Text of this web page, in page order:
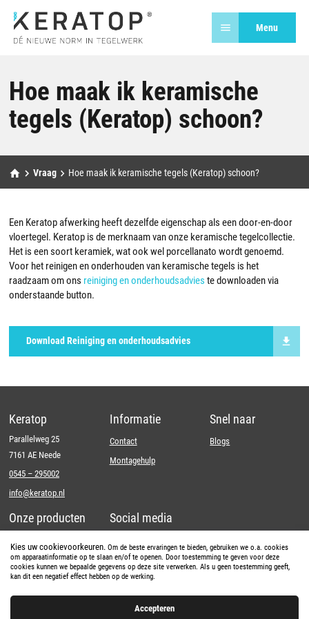
Menu
Hoe maak ik keramische
tegels (Keratop) schoon?
Vraag Hoe maak ik keramische tegels (Keratop) schoon?
Een Keratop afwerking heeft dezelfde eigenschap als een door-en-door
vloertegel. Keratop is de merknaam van onze keramische tegelcollectie.
Het is een soort keramiek, wat ook wel porcellanato wordt genoemd.
Voor het reinigen en onderhouden van keramische tegels is het
raadzaam om ons reiniging en onderhoudsadvies te downloaden via
onderstaande button.
Download Reiniging en onderhoudsadvies
Keratop
Parallelweg 25
7161 AE Neede
0545 – 295002
info@keratop.nl
Informatie
Contact
Montagehulp
Snel naar
Blogs
Onze producten
Vloersysteem
Kleuren
Social media
Instagram
Youtube
Facebook
Kies uw cookievoorkeuren. Om de beste ervaringen te bieden, gebruiken we o.a. cookies
om apparaatinformatie op te slaan en/of te openen. Door toestemming te geven voor deze
cookies kunnen we bepaalde gegevens op deze site verwerken. Als u geen toestemming geeft,
kan dit een negatief effect hebben op de werking.
Accepteren